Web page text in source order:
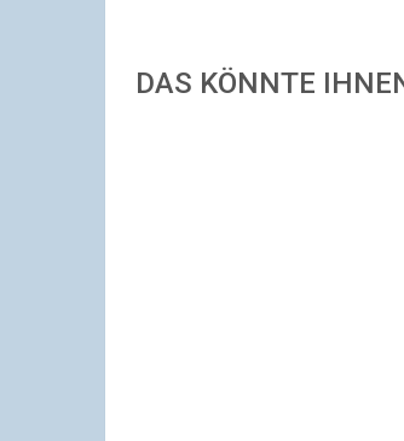
DAS KÖNNTE